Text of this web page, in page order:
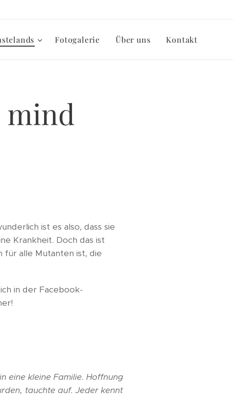
Fotogalerie Über uns Kontakt
mind
ist es also, dass sie
Krankheit. Doch das ist
für alle Mutanten ist, die
in der Facebook-
eine kleine Familie. Hoffnung
tauchte auf. Jeder kennt